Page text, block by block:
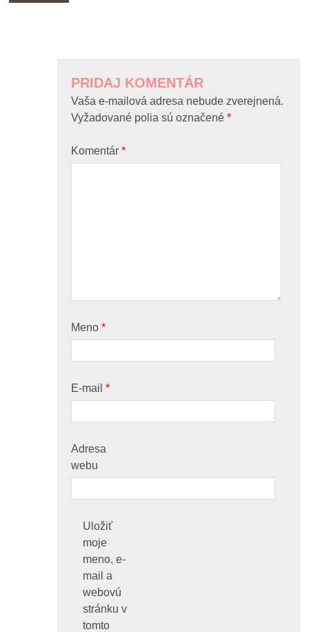
PRIDAJ KOMENTÁR
Vaša e-mailová adresa nebude zverejnená.
Vyžadované polia sú označené*
Komentár*
Meno*
E-mail*
Adresa
webu
Uložiť
moje
meno, e-
mail a
webovú
stránku v
tomto